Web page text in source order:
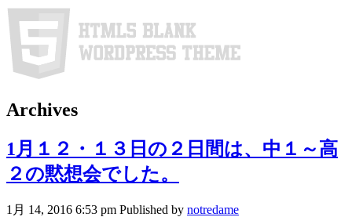
Archives
1月１２・１３日の２日間は、中１～高
２の黙想会でした。
1月 14, 2016 6:53 pm Published by notredame